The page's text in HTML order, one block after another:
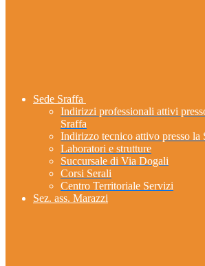
Sede Sraffa
Indirizzi professionali attivi
Sraffa
Indirizzo tecnico attivo presso la
Laboratori e strutture
Succursale di Via Dogali
Corsi Serali
Centro Territoriale Servizi
Sez. ass. Marazzi